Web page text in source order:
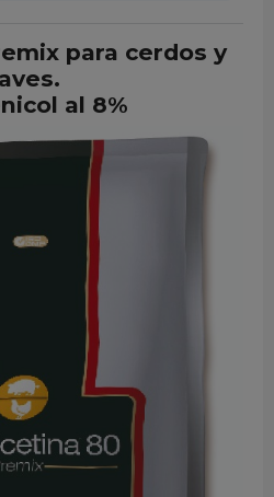
para cerdos y
aves.
al 8%